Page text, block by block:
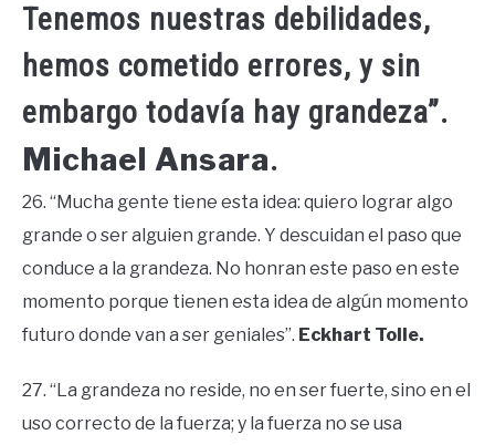
Tenemos nuestras debilidades,
hemos cometido errores, y sin
embargo todavía hay grandeza”.
Michael Ansara.
26. “Mucha gente tiene esta idea: quiero lograr algo
grande o ser alguien grande. Y descuidan el paso que
conduce a la grandeza. No honran este paso en este
momento porque tienen esta idea de algún momento
futuro donde van a ser geniales”. Eckhart Tolle.
27. “La grandeza no reside, no en ser fuerte, sino en el
uso correcto de la fuerza; y la fuerza no se usa